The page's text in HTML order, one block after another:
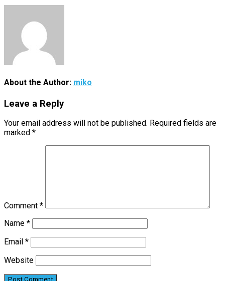
About the Author: miko
Leave a Reply
Your email address will not be published. Required fields are
marked *
Comment *
Name *
Email *
Website